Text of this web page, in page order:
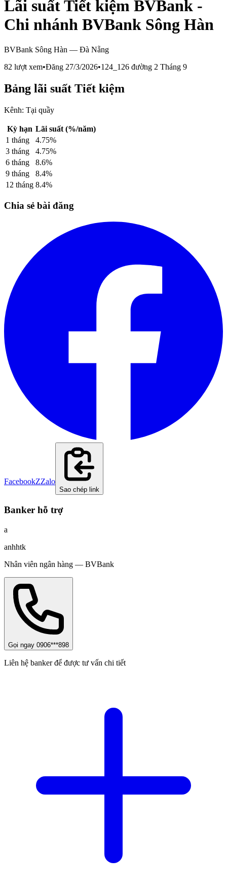
Lãi suất Tiết kiệm BVBank -
Chi nhánh BVBank Sông Hàn
BVBank Sông Hàn — Đà Nẵng
82 lượt xem•Đăng 27/3/2026•124_126 đường 2 Tháng 9
Bảng lãi suất Tiết kiệm
Kênh: Tại quầy
Kỳ hạn Lãi suất (%/năm)
1 tháng 4.75%
3 tháng 4.75%
6 tháng 8.6%
9 tháng 8.4%
12 tháng 8.4%
Chia sẻ bài đăng
FacebookZZalo
Sao chép link
Banker hỗ trợ
a
anhhtk
Nhân viên ngân hàng — BVBank
Gọi ngay 0906***898
Liên hệ banker để được tư vấn chi tiết